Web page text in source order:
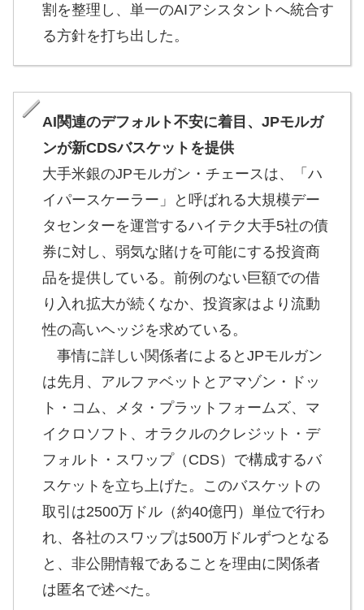
割を整理し、単一のAIアシスタントへ統合す
る方針を打ち出した。
AI関連のデフォルト不安に着目、JPモルガ
ンが新CDSバスケットを提供
大手米銀のJPモルガン・チェースは、「ハ
イパースケーラー」と呼ばれる大規模デー
タセンターを運営するハイテク大手5社の債
券に対し、弱気な賭けを可能にする投資商
品を提供している。前例のない巨額での借
り入れ拡大が続くなか、投資家はより流動
性の高いヘッジを求めている。
事情に詳しい関係者によるとJPモルガン
は先月、アルファベットとアマゾン・ドッ
ト・コム、メタ・プラットフォームズ、マ
イクロソフト、オラクルのクレジット・デ
フォルト・スワップ（CDS）で構成するバ
スケットを立ち上げた。このバスケットの
取引は2500万ドル（約40億円）単位で行わ
れ、各社のスワップは500万ドルずつとなる
と、非公開情報であることを理由に関係者
は匿名で述べた。